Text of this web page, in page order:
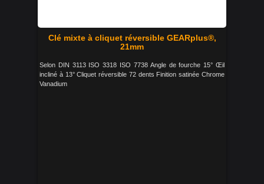
Clé mixte à cliquet réversible GEARplus®,
21mm
Selon DIN 3113 ISO 3318 ISO 7738 Angle de fourche 15° Œil
incliné à 13° Cliquet réversible 72 dents Finition satinée Chrome
Vanadium